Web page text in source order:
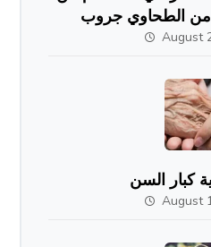
من الطحاوي جروب
August
كبار السن
August